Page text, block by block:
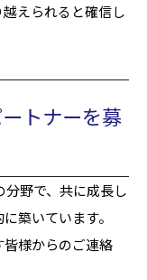
えられると確信し
トナーを募
野で、共に成長し
築いています。
様からのご連絡